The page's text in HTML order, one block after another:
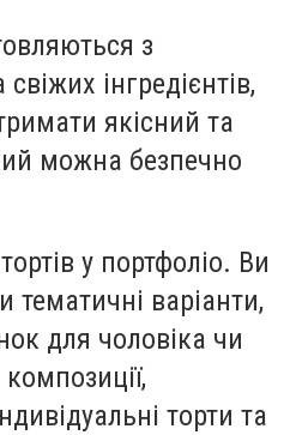
з
інгредієнтів,
якісний та
можна безпечно
у портфоліо. Ви
тематичні варіанти,
для чоловіка чи
торти та